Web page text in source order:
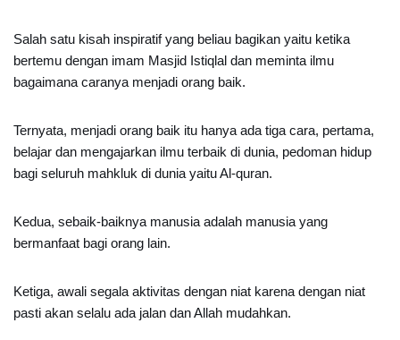
Salah satu kisah inspiratif yang beliau bagikan yaitu ketika
bertemu dengan imam Masjid Istiqlal dan meminta ilmu
bagaimana caranya menjadi orang baik.
Ternyata, menjadi orang baik itu hanya ada tiga cara, pertama,
belajar dan mengajarkan ilmu terbaik di dunia, pedoman hidup
bagi seluruh mahkluk di dunia yaitu Al-quran.
Kedua, sebaik-baiknya manusia adalah manusia yang
bermanfaat bagi orang lain.
Ketiga, awali segala aktivitas dengan niat karena dengan niat
pasti akan selalu ada jalan dan Allah mudahkan.